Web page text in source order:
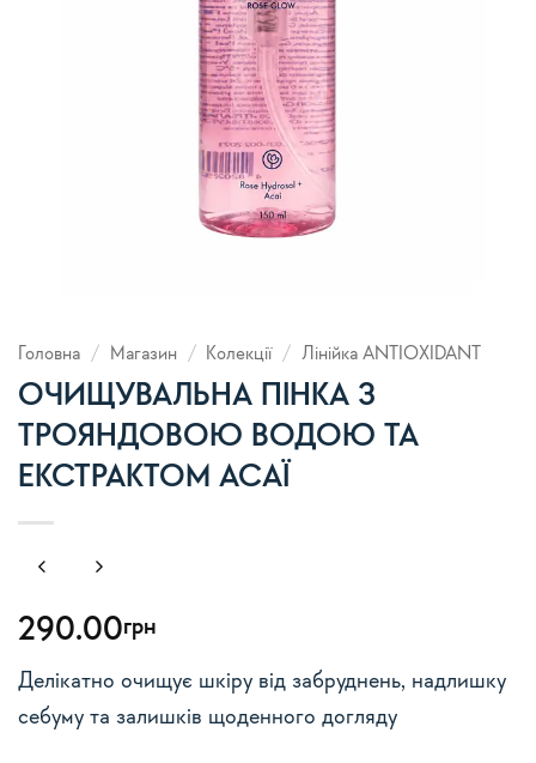
Головна / Магазин / Колекції / Лінійка ANTIOXIDANT
ОЧИЩУВАЛЬНА ПІНКА З
ТРОЯНДОВОЮ ВОДОЮ ТА
ЕКСТРАКТОМ АСАЇ
290.00грн
Делікатно очищує шкіру від забруднень, надлишку
себуму та залишків щоденного догляду